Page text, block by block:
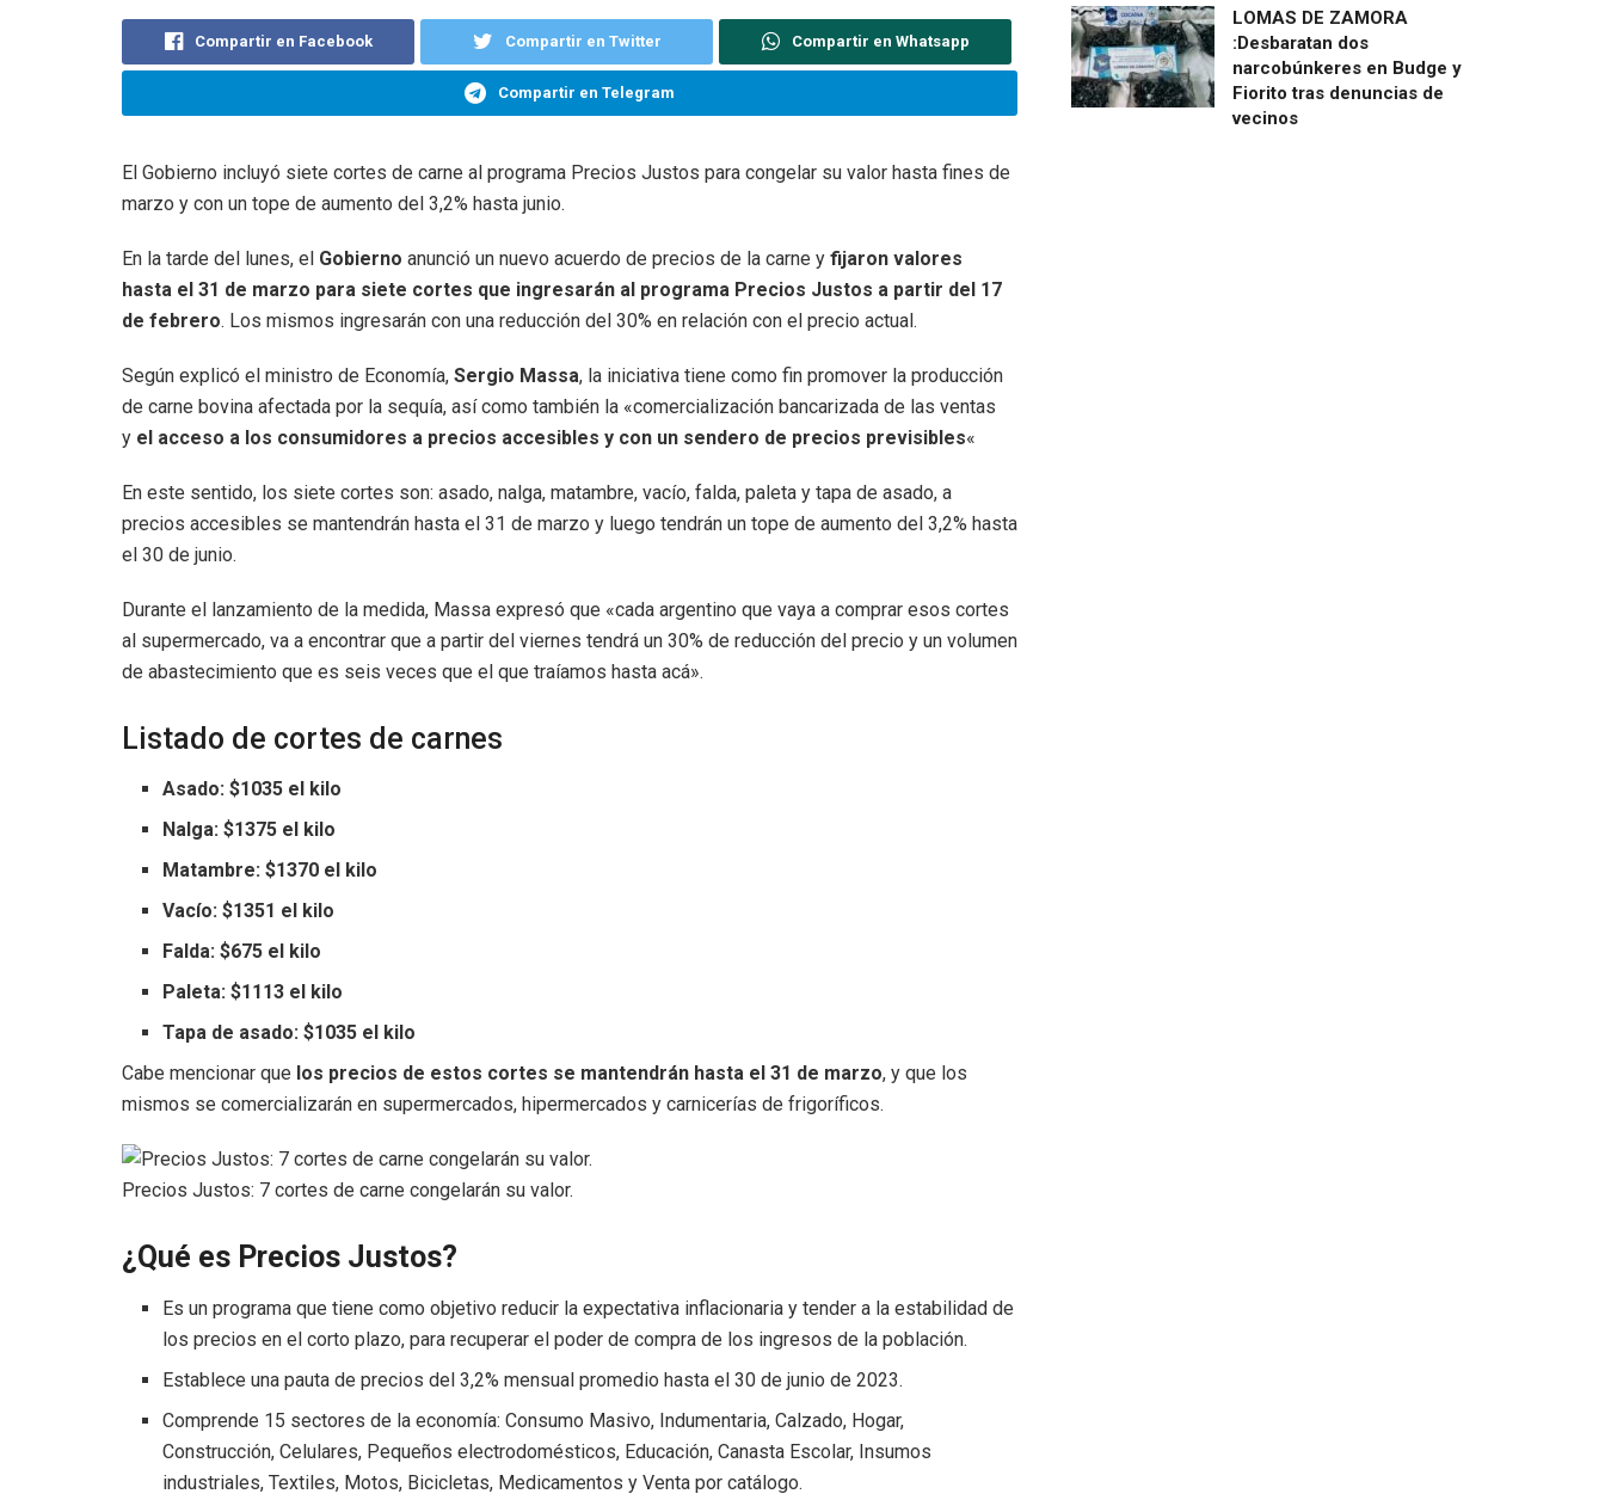
Compartir en Facebook Compartir en Twitter Compartir en Whatsapp
Compartir en Telegram
El Gobierno incluyó siete cortes de carne al programa Precios Justos para congelar su valor hasta fines de
marzo y con un tope de aumento del 3,2% hasta junio.
En la tarde del lunes, el Gobierno anunció un nuevo acuerdo de precios de la carne y fijaron valores
hasta el 31 de marzo para siete cortes que ingresarán al programa Precios Justos a partir del 17
de febrero. Los mismos ingresarán con una reducción del 30% en relación con el precio actual.
Según explicó el ministro de Economía, Sergio Massa, la iniciativa tiene como fin promover la producción
de carne bovina afectada por la sequía, así como también la «comercialización bancarizada de las ventas
y el acceso a los consumidores a precios accesibles y con un sendero de precios previsibles«
En este sentido, los siete cortes son: asado, nalga, matambre, vacío, falda, paleta y tapa de asado, a
precios accesibles se mantendrán hasta el 31 de marzo y luego tendrán un tope de aumento del 3,2% hasta
el 30 de junio.
Durante el lanzamiento de la medida, Massa expresó que «cada argentino que vaya a comprar esos cortes
al supermercado, va a encontrar que a partir del viernes tendrá un 30% de reducción del precio y un volumen
de abastecimiento que es seis veces que el que traíamos hasta acá».
Listado de cortes de carnes
Asado: $1035 el kilo
Nalga: $1375 el kilo
Matambre: $1370 el kilo
Vacío: $1351 el kilo
Falda: $675 el kilo
Paleta: $1113 el kilo
Tapa de asado: $1035 el kilo
Cabe mencionar que los precios de estos cortes se mantendrán hasta el 31 de marzo, y que los
mismos se comercializarán en supermercados, hipermercados y carnicerías de frigoríficos.
Precios Justos: 7 cortes de carne congelarán su valor.
¿Qué es Precios Justos?
Es un programa que tiene como objetivo reducir la expectativa inflacionaria y tender a la estabilidad de
los precios en el corto plazo, para recuperar el poder de compra de los ingresos de la población.
Establece una pauta de precios del 3,2% mensual promedio hasta el 30 de junio de 2023.
Comprende 15 sectores de la economía: Consumo Masivo, Indumentaria, Calzado, Hogar,
Construcción, Celulares, Pequeños electrodomésticos, Educación, Canasta Escolar, Insumos
industriales, Textiles, Motos, Bicicletas, Medicamentos y Venta por catálogo.
LOMAS DE ZAMORA
:Desbaratan dos
narcobúnkeres en Budge y
Fiorito tras denuncias de
vecinos